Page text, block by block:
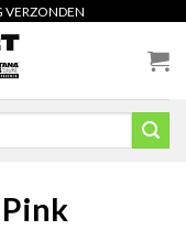
VERZONDEN